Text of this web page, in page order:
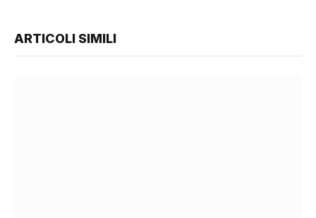
ARTICOLI SIMILI